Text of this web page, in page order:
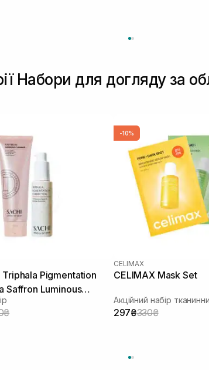
Набори для догляду за
Triphala Pigmentation
Saffron Luminous
-10%
CELIMAX
CELIMAX Mask Set
Акційний набір
297₴330₴